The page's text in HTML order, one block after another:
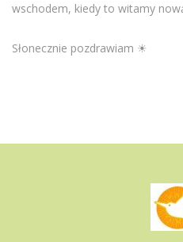
wschodem, kiedy to witamy
Słonecznie pozdrawiam ☀